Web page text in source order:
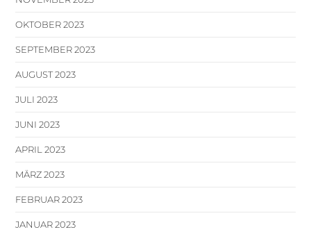
OKTOBER 2023
SEPTEMBER 2023
AUGUST 2023
JULI 2023
JUNI 2023
APRIL 2023
MÄRZ 2023
FEBRUAR 2023
JANUAR 2023